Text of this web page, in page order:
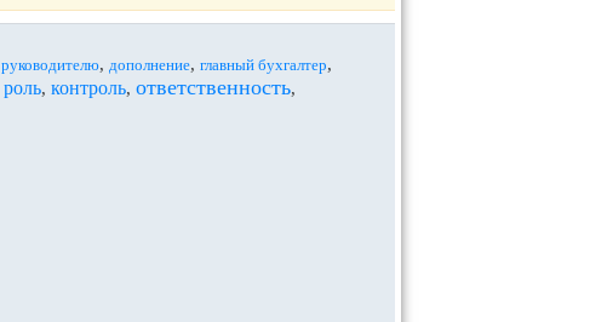
руководителю, дополнение, главный бухгалтер,
роль, контроль, ответственность,